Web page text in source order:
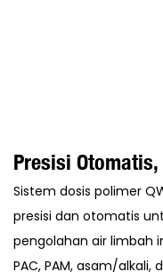
Presisi
Sistem dosis polimer
presisi dan otomatis
pengolahan air limbah
PAC, PAM, asam/